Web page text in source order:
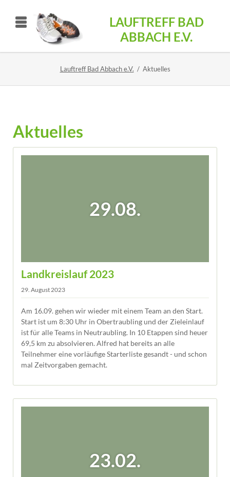
LAUFTREFF BAD
ABBACH E.V.
Lauftreff Bad Abbach e.V. Aktuelles
Aktuelles
29.08.
Landkreislauf 2023
29. August 2023
Am 16.09. gehen wir wieder mit einem Team an den Start.
Start ist um 8:30 Uhr in Obertraubling und der Zieleinlauf
ist für alle Teams in Neutraubling. In 10 Etappen sind heuer
69,5 km zu absolvieren. Alfred hat bereits an alle
Teilnehmer eine vorläufige Starterliste gesandt - und schon
mal Zeitvorgaben gemacht.
23.02.